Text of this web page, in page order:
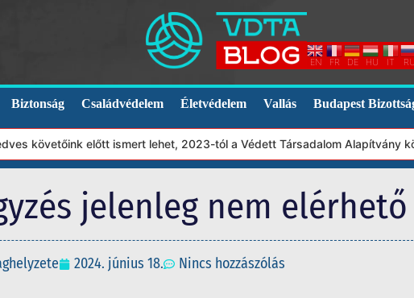
EN FR DE HU IT RU
Biztonság Családvédelem Életvédelem Vallás Budapest
előtt ismert lehet, 2023-tól a Védett Társadalom Alapítvány
jelenleg nem elérhető
2024. június 18. Nincs hozzászólás